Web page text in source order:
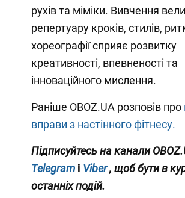
рухів та міміки. Вивчення
репертуару кроків, стилів,
хореографії сприяє розвитку
креативності, впевненості та
інноваційного мислення.
Раніше OBOZ.UA розповів про
вправи з настінного фітнесу.
Підписуйтесь на канали
Telegram і Viber , щоб бути в
останніх подій.